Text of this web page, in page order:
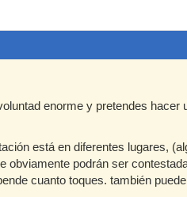
enorme y pretendes hacer
está en diferentes lugares,
obviamente podrán ser
cuanto toques. también